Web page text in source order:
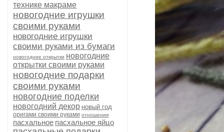
технике макраме
новогодние игрушки
своими руками
новогодние игрушки
своими руками из бумаги
новогодние открытки новогодние
открытки своими руками
новогодние подарки
своими руками
новогодние поделки
новогодний декор новый год
оригами своими руками отношения
пасхальное пасхальное яйцо